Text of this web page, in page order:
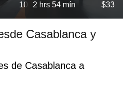
10 2 hrs 54 mín $33
Casablanca y
de Casablanca a